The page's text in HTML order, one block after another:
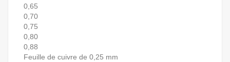
0,65
0,70
0,75
0,80
0,88
Feuille de cuivre de 0,25 mm